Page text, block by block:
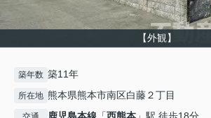
【外観】
築年数 築11年
所在地 熊本県熊本市南区白藤２丁目